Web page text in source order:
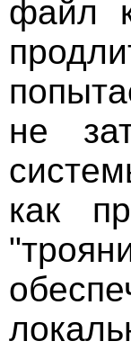
файл
не
как